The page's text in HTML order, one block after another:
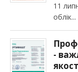
11
облік
-